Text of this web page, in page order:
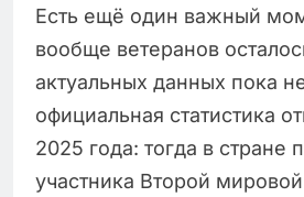
Есть ещё один важный
вообще ветеранов
актуальных данных пока
официальная статистика
2025 года: тогда в стране
участника Второй